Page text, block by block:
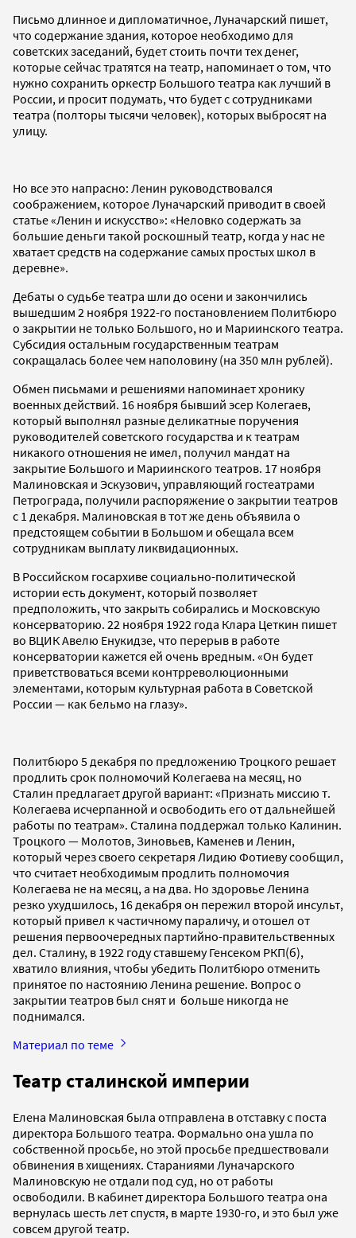
Письмо длинное и дипломатичное, Луначарский пишет,
что содержание здания, которое необходимо для
советских заседаний, будет стоить почти тех денег,
которые сейчас тратятся на театр, напоминает о том, что
нужно сохранить оркестр Большого театра как лучший в
России, и просит подумать, что будет с сотрудниками
театра (полторы тысячи человек), которых выбросят на
улицу.
Но все это напрасно: Ленин руководствовался
соображением, которое Луначарский приводит в своей
статье «Ленин и искусство»: «Неловко содержать за
большие деньги такой роскошный театр, когда у нас не
хватает средств на содержание самых простых школ в
деревне».
Дебаты о судьбе театра шли до осени и закончились
вышедшим 2 ноября 1922-го постановлением Политбюро
о закрытии не только Большого, но и Мариинского театра.
Субсидия остальным государственным театрам
сокращалась более чем наполовину (на 350 млн рублей).
Обмен письмами и решениями напоминает хронику
военных действий. 16 ноября бывший эсер Колегаев,
который выполнял разные деликатные поручения
руководителей советского государства и к театрам
никакого отношения не имел, получил мандат на
закрытие Большого и Мариинского театров. 17 ноября
Малиновская и Эскузович, управляющий гостеатрами
Петрограда, получили распоряжение о закрытии театров
с 1 декабря. Малиновская в тот же день объявила о
предстоящем событии в Большом и обещала всем
сотрудникам выплату ликвидационных.
В Российском госархиве социально-политической
истории есть документ, который позволяет
предположить, что закрыть собирались и Московскую
консерваторию. 22 ноября 1922 года Клара Цеткин пишет
во ВЦИК Авелю Енукидзе, что перерыв в работе
консерватории кажется ей очень вредным. «Он будет
приветствоваться всеми контрреволюционными
элементами, которым культурная работа в Советской
России — как бельмо на глазу».
Политбюро 5 декабря по предложению Троцкого решает
продлить срок полномочий Колегаева на месяц, но
Сталин предлагает другой вариант: «Признать миссию т.
Колегаева исчерпанной и освободить его от дальнейшей
работы по театрам». Сталина поддержал только Калинин.
Троцкого — Молотов, Зиновьев, Каменев и Ленин,
который через своего секретаря Лидию Фотиеву сообщил,
что считает необходимым продлить полномочия
Колегаева не на месяц, а на два. Но здоровье Ленина
резко ухудшилось, 16 декабря он пережил второй инсульт,
который привел к частичному параличу, и отошел от
решения первоочередных партийно-правительственных
дел. Сталину, в 1922 году ставшему Генсеком РКП(б),
хватило влияния, чтобы убедить Политбюро отменить
принятое по настоянию Ленина решение. Вопрос о
закрытии театров был снят и больше никогда не
поднимался.
Материал по теме
Театр сталинской империи
Елена Малиновская была отправлена в отставку с поста
директора Большого театра. Формально она ушла по
собственной просьбе, но этой просьбе предшествовали
обвинения в хищениях. Стараниями Луначарского
Малиновскую не отдали под суд, но от работы
освободили. В кабинет директора Большого театра она
вернулась шесть лет спустя, в марте 1930-го, и это был уже
совсем другой театр.